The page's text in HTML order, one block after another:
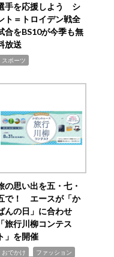
手を応援しよう シ
ト＝トロイデン戦全
合をBS10が今季も無
放送
スポーツ
の思い出を五・七・
で！ エースが「か
んの日」に合わせ
「旅行川柳コンテス
ト」を開催
おでかけ ファッション